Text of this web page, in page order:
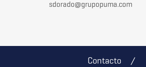
sdorado@grupopuma.com
Contacto
/